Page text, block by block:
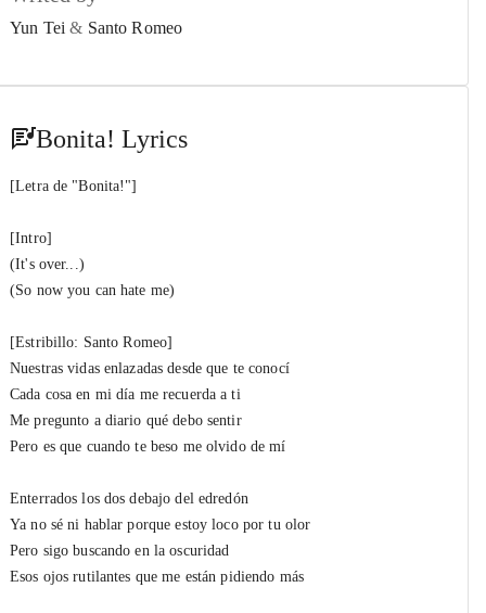
Magic!
#12
Santo Romeo, RVCCI & XantosBeatz
Santuario! (Outro)
Yun Tei & Santo Romeo
Bonita! Lyrics
[Letra de "Bonita!"]
[Intro]
(It's over...)
(So now you can hate me)
[Estribillo: Santo Romeo]
Nuestras vidas enlazadas desde que te conocí
Cada cosa en mi día me recuerda a ti
Me pregunto a diario qué debo sentir
Pero es que cuando te beso me olvido de mí
Enterrados los dos debajo del edredón
Ya no sé ni hablar porque estoy loco por tu olor
Pero sigo buscando en la oscuridad
Esos ojos rutilantes que me están pidiendo más